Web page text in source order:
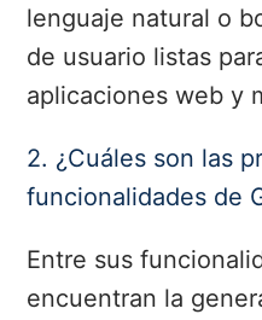
lenguaje natural o
de usuario listas
aplicaciones web y
2. ¿Cuáles son las
funcionalidades de
Entre sus
encuentran la